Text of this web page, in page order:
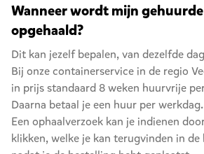
Wanneer wordt mijn
opgehaald?
Dit kan jezelf bepalen, van dezelfde
Bij onze containerservice in de regio
in prijs standaard 8 weken huurvrije
Daarna betaal je een huur per werkdag.
Een ophaalverzoek kan je indienen
klikken, welke je kan terugvinden in de